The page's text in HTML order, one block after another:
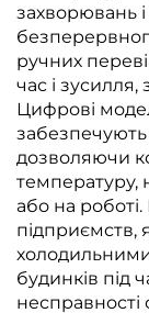
захворювань і
ручних
час і
Цифрові
дозволяючи
температуру,
або на
підприємств,
будинків під